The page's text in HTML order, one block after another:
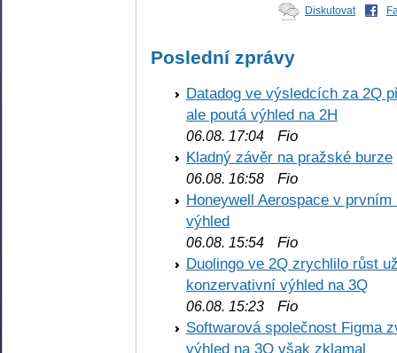
Diskutovat
Poslední zprávy
Datadog ve výsledcích za 2Q
ale poutá výhled na 2H
06.08. 17:04 Fio
Kladný závěr na pražské burze
06.08. 16:58 Fio
Honeywell Aerospace v
výhled
06.08. 15:54 Fio
Duolingo ve 2Q zrychlilo růst
konzervativní výhled na 3Q
06.08. 15:23 Fio
Softwarová společnost Figma
výhled na 3Q však zklamal